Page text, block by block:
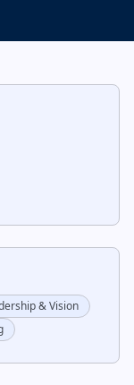
& Vision